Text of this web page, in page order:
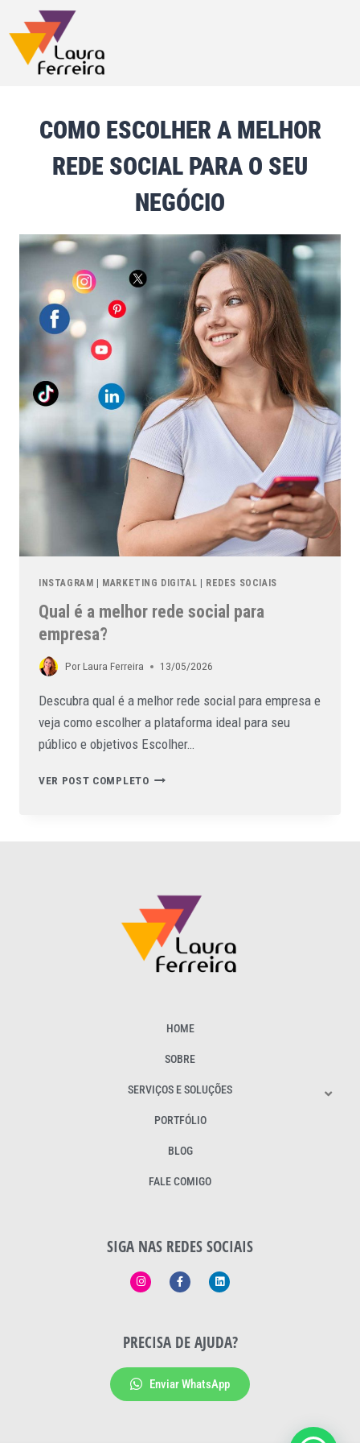
COMO ESCOLHER A MELHOR
REDE SOCIAL PARA O SEU
NEGÓCIO
INSTAGRAM | MARKETING DIGITAL | REDES SOCIAIS
Qual é a melhor rede social para
empresa?
PorLaura Ferreira 13/05/2026
Descubra qual é a melhor rede social para empresa e
veja como escolher a plataforma ideal para seu
público e objetivos Escolher…
VER POST COMPLETO
HOME
SOBRE
SERVIÇOS E SOLUÇÕES
PORTFÓLIO
BLOG
FALE COMIGO
SIGA NAS REDES SOCIAIS
PRECISA DE AJUDA?
Enviar WhatsApp